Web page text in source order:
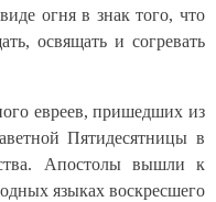
огня в знак того, что
освящать и согревать
евреев, пришедших из
Пятидесятницы в
Апостолы вышли к
языках воскресшего